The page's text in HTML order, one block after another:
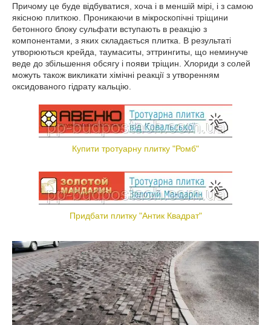
Причому це буде відбуватися, хоча і в меншій мірі, і з самою
якісною плиткою. Проникаючи в мікроскопічні тріщини
бетонного блоку сульфати вступають в реакцію з
компонентами, з яких складається плитка. В результаті
утворюються крейда, таумаситы, эттрингиты, що неминуче
веде до збільшення обсягу і появи тріщин. Хлориди з солей
можуть також викликати хімічні реакції з утворенням
оксидованого гідрату кальцію.
Купити тротуарну плитку "Ромб"
Придбати плитку "Антик Квадрат"